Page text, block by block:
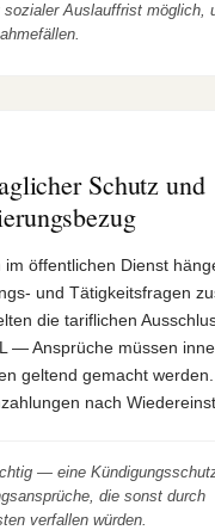
sozialer Auslauffrist möglich,
Schutz und
im öffentlichen Dienst
und Tätigkeitsfragen
die tariflichen
— Ansprüche müssen
geltend gemacht
nach
— eine
die sonst durch
verfallen würden.